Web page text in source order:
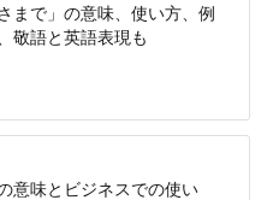
まで」の意味、使い方、例
敬語と英語表現も
意味とビジネスでの使い